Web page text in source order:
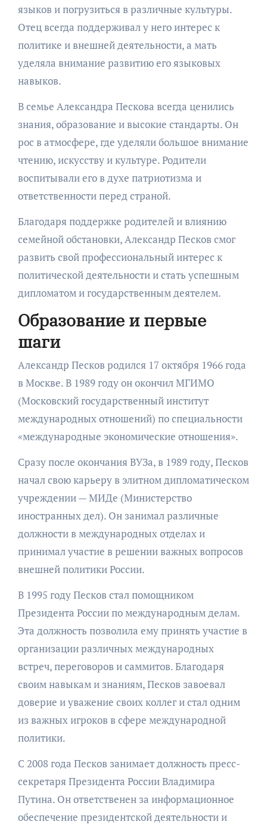
языков и погрузиться в различные культуры.
Отец всегда поддерживал у него интерес к
политике и внешней деятельности, а мать
уделяла внимание развитию его языковых
навыков.
В семье Александра Пескова всегда ценились
знания, образование и высокие стандарты. Он
рос в атмосфере, где уделяли большое внимание
чтению, искусству и культуре. Родители
воспитывали его в духе патриотизма и
ответственности перед страной.
Благодаря поддержке родителей и влиянию
семейной обстановки, Александр Песков смог
развить свой профессиональный интерес к
политической деятельности и стать успешным
дипломатом и государственным деятелем.
Образование и первые
шаги
Александр Песков родился 17 октября 1966 года
в Москве. В 1989 году он окончил МГИМО
(Московский государственный институт
международных отношений) по специальности
«международные экономические отношения».
Сразу после окончания ВУЗа, в 1989 году, Песков
начал свою карьеру в элитном дипломатическом
учреждении — МИДе (Министерство
иностранных дел). Он занимал различные
должности в международных отделах и
принимал участие в решении важных вопросов
внешней политики России.
В 1995 году Песков стал помощником
Президента России по международным делам.
Эта должность позволила ему принять участие в
организации различных международных
встреч, переговоров и саммитов. Благодаря
своим навыкам и знаниям, Песков завоевал
доверие и уважение своих коллег и стал одним
из важных игроков в сфере международной
политики.
С 2008 года Песков занимает должность пресс-
секретаря Президента России Владимира
Путина. Он ответственен за информационное
обеспечение президентской деятельности и